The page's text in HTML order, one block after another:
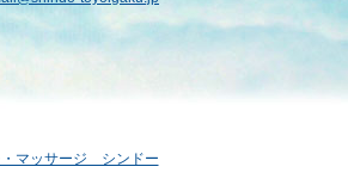
マッサージ シンドー